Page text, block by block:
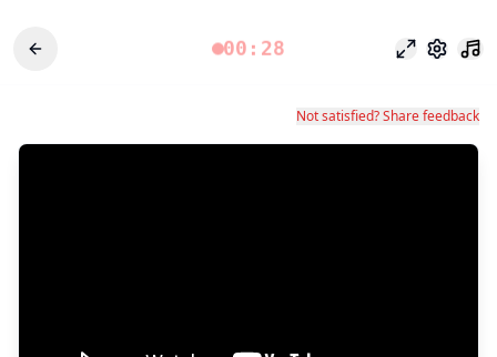
00:28 Chế độ tập
Cài đặt
Not satisfied? Share feedback